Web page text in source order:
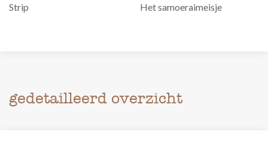
Strip Het samoeraimeisje
gedetailleerd overzicht